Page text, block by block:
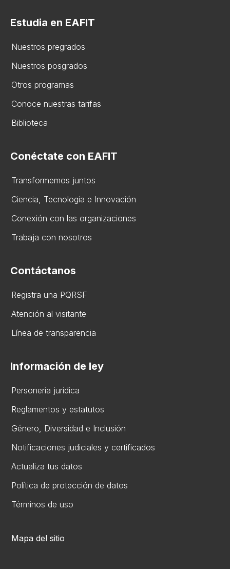
Estudia en EAFIT
Nuestros pregrados
Nuestros posgrados
Otros programas
Conoce nuestras tarifas
Biblioteca
Conéctate con EAFIT
Transformemos juntos
Ciencia, Tecnologia e Innovación
Conexión con las organizaciones
Trabaja con nosotros
Contáctanos
Registra una PQRSF
Atención al visitante
Línea de transparencia
Información de ley
Personería jurídica
Reglamentos y estatutos
Gén​ero, Diversidad ​e Inclusión
Notificaciones judiciales y certificados
Actualiza tus datos
Política de protección de datos
Términos de uso
Mapa del sitio